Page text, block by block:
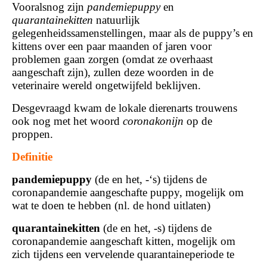
Vooralsnog zijn pandemiepuppyen
quarantainekitten natuurlijk
gelegenheidssamenstellingen, maar als de puppy’s en
kittens over een paar maanden of jaren voor
problemen gaan zorgen (omdat ze overhaast
aangeschaft zijn), zullen deze woorden in de
veterinaire wereld ongetwijfeld beklijven.
Desgevraagd kwam de lokale dierenarts trouwens
ook nog met het woord coronakonijn op de
proppen.
Definitie
pandemiepuppy (de en het, -‘s) tijdens de
coronapandemie aangeschafte puppy, mogelijk om
wat te doen te hebben (nl. de hond uitlaten)
quarantainekitten (de en het, -s) tijdens de
coronapandemie aangeschaft kitten, mogelijk om
zich tijdens een vervelende quarantaineperiode te